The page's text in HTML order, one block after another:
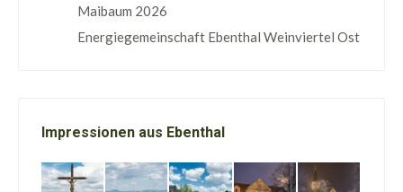
Maibaum 2026
Energiegemeinschaft Ebenthal Weinviertel Ost
Impressionen aus Ebenthal